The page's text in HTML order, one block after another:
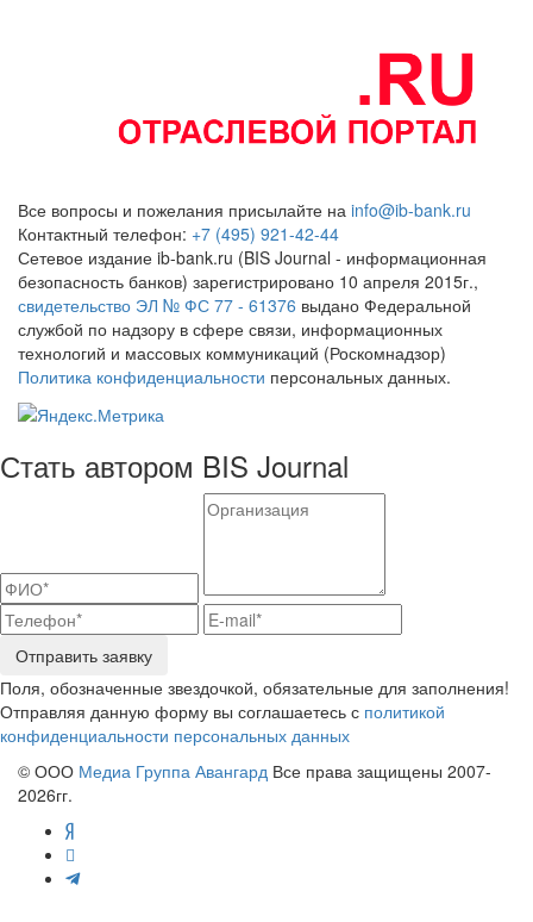
Все вопросы и пожелания присылайте на info@ib-bank.ru
Контактный телефон: +7 (495) 921-42-44
Сетевое издание ib-bank.ru (BIS Journal - информационная
безопасность банков) зарегистрировано 10 апреля 2015г.,
свидетельство ЭЛ № ФС 77 - 61376 выдано Федеральной
службой по надзору в сфере связи, информационных
технологий и массовых коммуникаций (Роскомнадзор)
Политика конфиденциальности персональных данных.
Стать автором BIS Journal
Отправить заявку
Поля, обозначенные звездочкой, обязательные для заполнения!
Отправляя данную форму вы соглашаетесь с политикой
конфиденциальности персональных данных
© ООО Медиа Группа Авангард Все права защищены 2007-
2026гг.